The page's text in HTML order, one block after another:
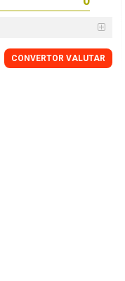
CONVERTOR VALUTAR